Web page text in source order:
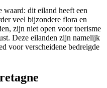
waard: dit eiland heeft een
veel bijzondere flora en
zijn niet open voor toerisme
Deze eilanden zijn namelijk
voor verscheidene bedreigde